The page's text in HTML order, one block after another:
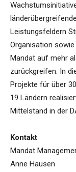
Leistungsfeldern
Organisation sowie
Mandat auf mehr
zurückgreifen. In
Projekte für über
19 Ländern
Mittelstand in der
Kontakt
Mandat
Anne Hausen